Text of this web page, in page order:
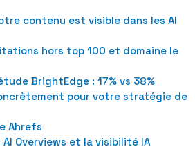
contenu est visible dans les AI
hors top 100 et domaine le
BrightEdge : 17% vs 38%
pour votre stratégie de
Ahrefs
Overviews et la visibilité IA